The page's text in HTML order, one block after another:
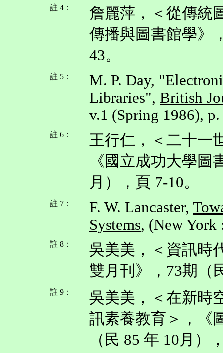
註 4：
詹麗萍，＜從傳統
傳播與圖書館學》
43。
註 5：
M. P. Day,
Libraries", British
v.1 (Spring 1986), p.
註 6：
王行仁，＜二十一
《國立成功大學圖
月），頁 7-10。
註 7： F. W. Lancaster,
Systems, (New York
註 8：
吳美美，＜資訊時
雙月刊》，73期（
註 9：
吳美美，＜在新時
訊素養教育＞，《
（民 85 年 10月）